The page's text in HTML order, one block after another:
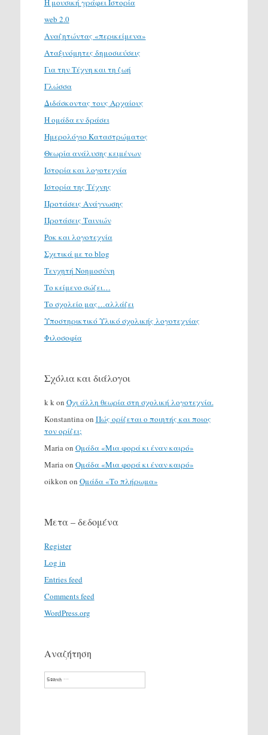
H μουσική γράφει Ιστορία
web 2.0
Αναζητώντας «περικείμενα»
Αταξινόμητες δημοσιεύσεις
Για την Τέχνη και τη ζωή
Γλώσσα
Διδάσκοντας τους Αρχαίους
Η ομάδα εν δράσει
Ημερολόγιο Καταστρώματος
Θεωρία ανάλυσης κειμένων
Ιστορία και λογοτεχνία
Ιστορία της Τέχνης
Προτάσεις Ανάγνωσης
Προτάσεις Ταινιών
Ροκ και λογοτεχνία
Σχετικά με το blog
Τενχητή Νοημοσύνη
Το κείμενο σώζει…
Το σχολείο μας…αλλάζει
Υποστηρικτικό Υλικό σχολικής λογοτεχνίας
Φιλοσοφία
Σχόλια και διάλογοι
k kon Όχι άλλη θεωρία στη σχολική λογοτεχνία.
Konstantinaon Πώς ορίζεται ο ποιητής και ποιος
τον ορίζει;
Mariaon Ομάδα «Μια φορά κι έναν καιρό»
Mariaon Ομάδα «Μια φορά κι έναν καιρό»
oikkon on Ομάδα «Το πλήρωμα»
Μετα – δεδομένα
Register
Log in
Entries feed
Comments feed
WordPress.org
Αναζήτηση
Search